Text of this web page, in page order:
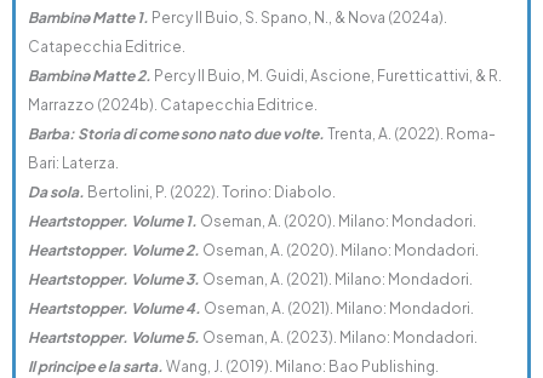
Bambinə Matte 1. Percy Il Buio, S. Spano, N., & Nova (2024a).
Catapecchia Editrice.
Bambinə Matte 2. Percy Il Buio, M. Guidi, Ascione, Furetticattivi, & R.
Marrazzo (2024b). Catapecchia Editrice.
Barba: Storia di come sono nato due volte. Trenta, A. (2022). Roma-
Bari: Laterza.
Da sola. Bertolini, P. (2022). Torino: Diabolo.
Heartstopper. Volume 1. Oseman, A. (2020). Milano: Mondadori.
Heartstopper. Volume 2. Oseman, A. (2020). Milano: Mondadori.
Heartstopper. Volume 3. Oseman, A. (2021). Milano: Mondadori.
Heartstopper. Volume 4. Oseman, A. (2021). Milano: Mondadori.
Heartstopper. Volume 5. Oseman, A. (2023). Milano: Mondadori.
Il principe e la sarta. Wang, J. (2019). Milano: Bao Publishing.